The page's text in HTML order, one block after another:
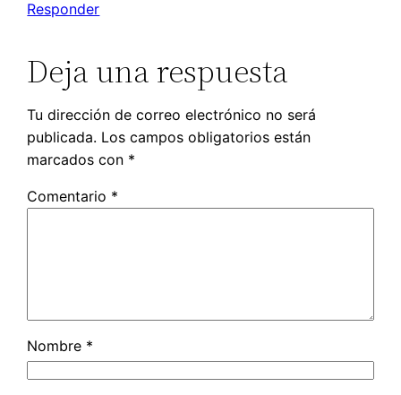
Responder
Deja una respuesta
Tu dirección de correo electrónico no será
publicada. Los campos obligatorios están
marcados con *
Comentario *
Nombre *